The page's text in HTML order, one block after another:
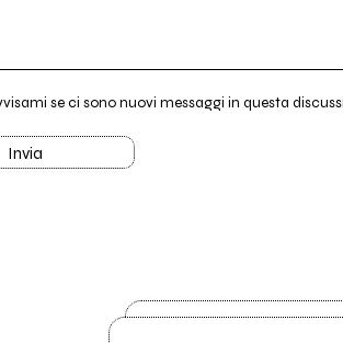
se ci sono nuovi messaggi in questa
Invia